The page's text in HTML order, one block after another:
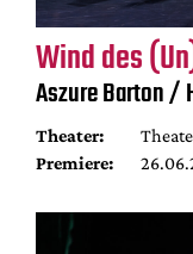
Wind des
Aszure Barton /
Theater:
Premiere: